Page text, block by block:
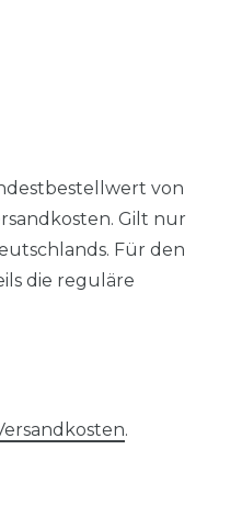
von
Gilt nur
Für den
die reguläre
.